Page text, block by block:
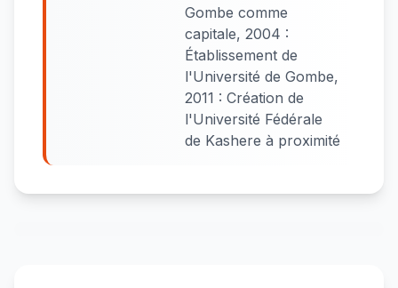
Gombe comme
capitale, 2004 :
Établissement de
l'Université de Gombe,
2011 : Création de
l'Université Fédérale
de Kashere à proximité